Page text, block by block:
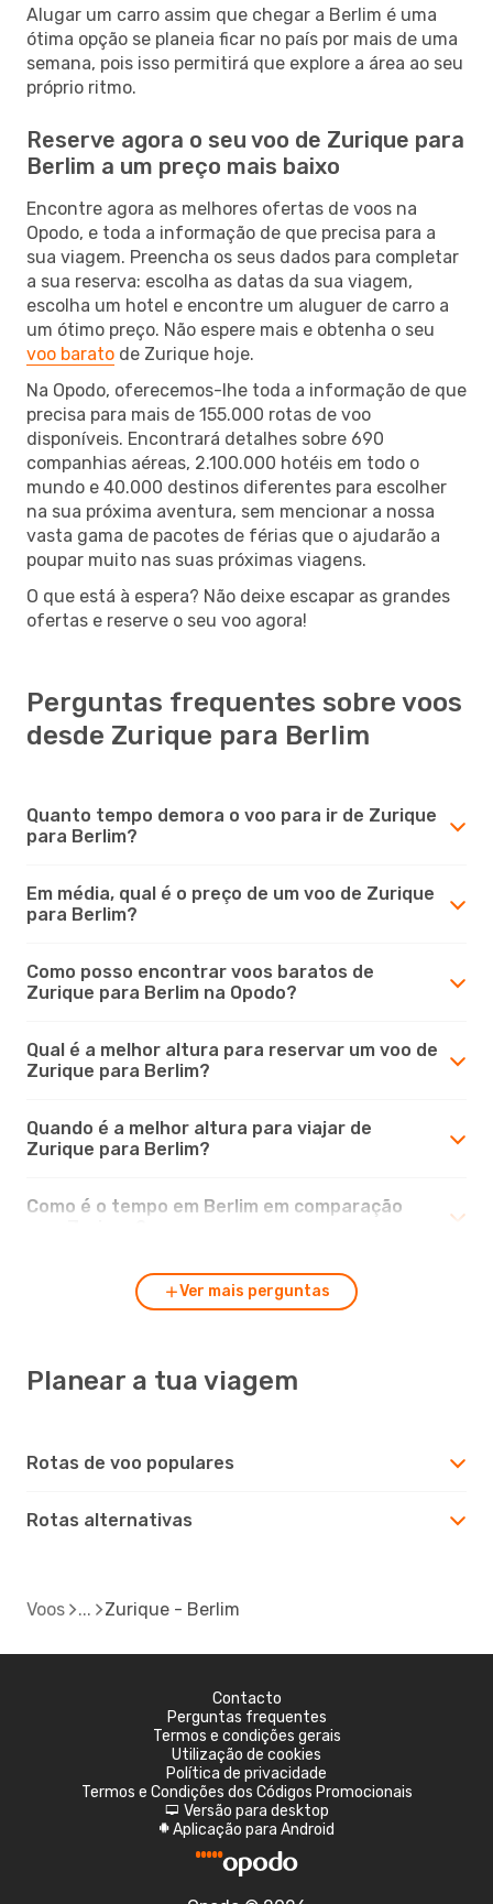
Alugar um carro assim que chegar a Berlim é uma
ótima opção se planeia ficar no país por mais de uma
semana, pois isso permitirá que explore a área ao seu
próprio ritmo.
Reserve agora o seu voo de Zurique para
Berlim a um preço mais baixo
Encontre agora as melhores ofertas de voos na
Opodo, e toda a informação de que precisa para a
sua viagem. Preencha os seus dados para completar
a sua reserva: escolha as datas da sua viagem,
escolha um hotel e encontre um aluguer de carro a
um ótimo preço. Não espere mais e obtenha o seu
voo barato de Zurique hoje.
Na Opodo, oferecemos-lhe toda a informação de que
precisa para mais de 155.000 rotas de voo
disponíveis. Encontrará detalhes sobre 690
companhias aéreas, 2.100.000 hotéis em todo o
mundo e 40.000 destinos diferentes para escolher
na sua próxima aventura, sem mencionar a nossa
vasta gama de pacotes de férias que o ajudarão a
poupar muito nas suas próximas viagens.
O que está à espera? Não deixe escapar as grandes
ofertas e reserve o seu voo agora!
Perguntas frequentes sobre voos
desde Zurique para Berlim
Quanto tempo demora o voo para ir de Zurique
para Berlim?
Em média, qual é o preço de um voo de Zurique
para Berlim?
Como posso encontrar voos baratos de
Zurique para Berlim na Opodo?
Qual é a melhor altura para reservar um voo de
Zurique para Berlim?
Quando é a melhor altura para viajar de
Zurique para Berlim?
Como é o tempo em Berlim em comparação
Ver mais perguntas
Planear a tua viagem
Rotas de voo populares
Rotas alternativas
Voos Zurique - Berlim
Contacto
Perguntas frequentes
Termos e condições gerais
Utilização de cookies
Política de privacidade
Termos e Condições dos Códigos Promocionais
d Versão para desktop
A Aplicação para Android